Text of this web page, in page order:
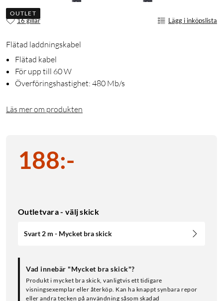
OUTLET
16 gillar Lägg i inköpslista
Flätad laddningskabel
Flätad kabel
För upp till 60 W
Överföringshastighet: 480 Mb/s
Läs mer om produkten
188:-
Outletvara - välj skick
Svart 2 m - Mycket bra skick
Vad innebär "Mycket bra skick"?
Produkt i mycket bra skick, vanligtvis ett tidigare
visningsexemplar eller återköp. Kan ha knappt synbara repor
eller andra tecken på användning såsom skadad